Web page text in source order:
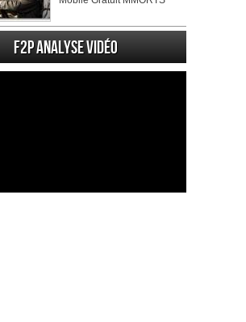
F2P Analyse vidéo